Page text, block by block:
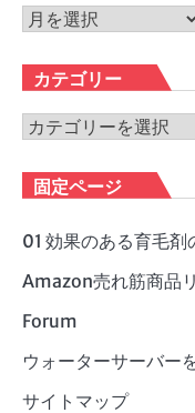
ア
カ
イ
ブ
カテゴリー
カ
ゴ
リ
ー
固定ページ
01 効果のある育毛剤
Amazon売れ筋商品
Forum
ウォーターサーバー
サイトマップ